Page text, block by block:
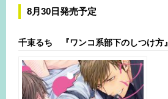
8月30日発売予定
千束るち 『ワンコ系部下のしつけ方』